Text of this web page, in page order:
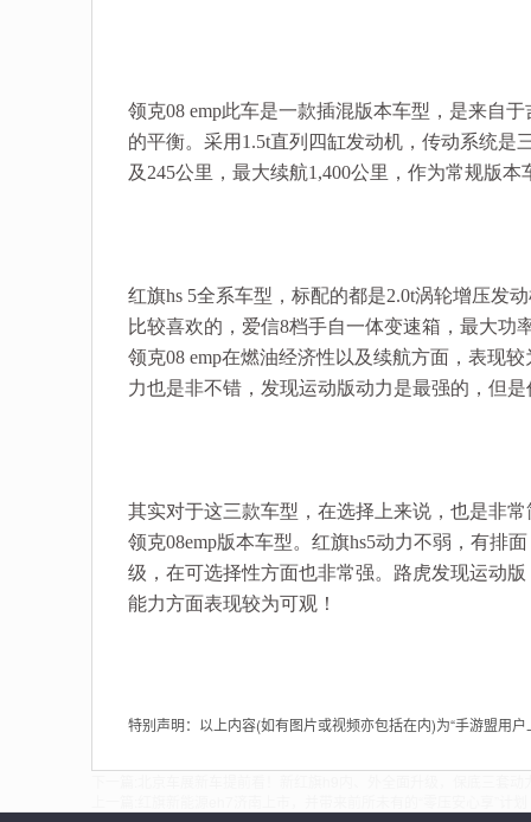
领克08 emp此车是一款插混版本车型，是来自
的平衡。采用1.5t直列四缸发动机，传动系统是
及245公里，最大续航1,400公里，作为常规版
红旗hs 5全系车型，标配的都是2.0t涡轮增压发
比较喜欢的，爱信8档手自一体变速箱，最大功
领克08 emp在燃油经济性以及续航方面，表现
力也是非不错，发现运动版动力是最强的，但
其实对于这三款车型，在选择上来说，也是非
领克08emp版本车型。红旗hs5动力不弱，有排
级，在可选择性方面也非常强。路虎发现运动
能力方面表现较为可观！
特别声明：以上内容(如有图片或视频亦包括在内)为“手游盟用